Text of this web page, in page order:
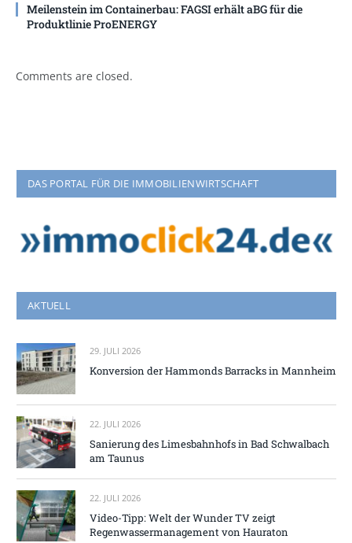
Meilenstein im Containerbau: FAGSI erhält aBG für die
Produktlinie ProENERGY
Comments are closed.
DAS PORTAL FÜR DIE IMMOBILIENWIRTSCHAFT
AKTUELL
29. JULI 2026
Konversion der Hammonds Barracks in Mannheim
22. JULI 2026
Sanierung des Limesbahnhofs in Bad Schwalbach
am Taunus
22. JULI 2026
Video-Tipp: Welt der Wunder TV zeigt
Regenwassermanagement von Hauraton